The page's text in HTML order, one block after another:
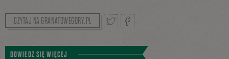
CZYTAJ NA GRANATOWEGORY.PL
TweetnijPodziel
DOWIEDZ SIĘ WIĘCEJ